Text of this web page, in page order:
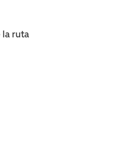
la ruta